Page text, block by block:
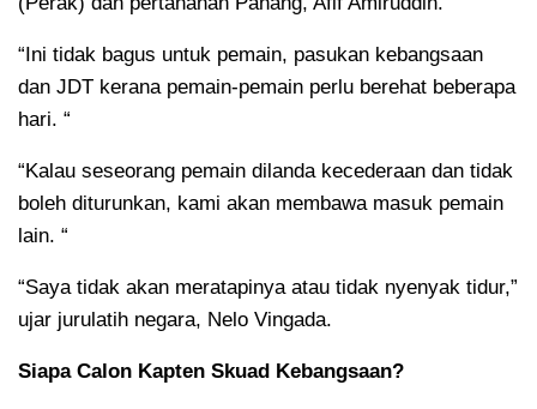
“Ini tidak bagus untuk pemain, pasukan kebangsaan
dan JDT kerana pemain-pemain perlu berehat beberapa
hari. “
“Kalau seseorang pemain dilanda kecederaan dan tidak
boleh diturunkan, kami akan membawa masuk pemain
lain. “
“Saya tidak akan meratapinya atau tidak nyenyak tidur,”
ujar jurulatih negara, Nelo Vingada.
Siapa Calon Kapten Skuad Kebangsaan?